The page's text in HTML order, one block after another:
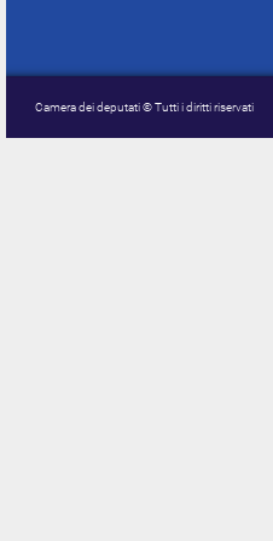
Camera dei deputati © Tutti i diritti riservati